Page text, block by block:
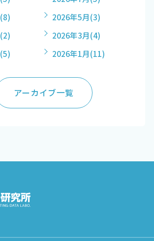
(8) 2026年5月(3)
(2) 2026年3月(4)
(5) 2026年1月(11)
アーカイブ一覧